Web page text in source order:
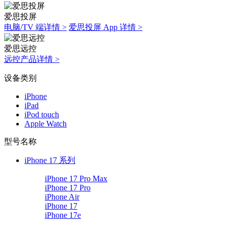
爱思投屏
电脑/TV 端详情 > 爱思投屏 App 详情 >
爱思远控
远控产品详情 >
设备类别
iPhone
iPad
iPod touch
Apple Watch
型号名称
iPhone 17 系列
iPhone 17 Pro Max
iPhone 17 Pro
iPhone Air
iPhone 17
iPhone 17e